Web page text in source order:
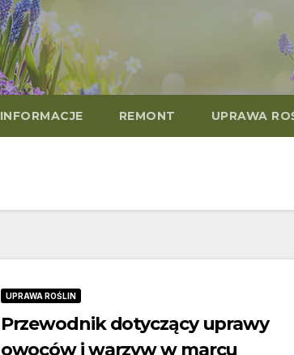
INFORMACJE REMONT UPRAWA
UPRAWA ROŚLIN
Przewodnik dotyczący uprawy
owoców i warzyw w marcu